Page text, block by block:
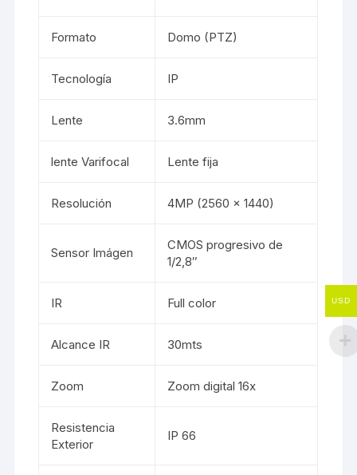
Formato Domo (PTZ)
Tecnología IP
Lente 3.6mm
lente Varifocal Lente fija
Resolución 4MP (2560 x 1440)
Sensor Imágen
CMOS progresivo de
1/2,8″
IR Full color
Alcance IR 30mts
Zoom Zoom digital 16x
Resistencia
Exterior
IP 66
USD